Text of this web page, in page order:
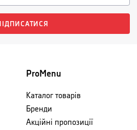
ProMenu
Каталог товарів
Бренди
Акційні пропозиції